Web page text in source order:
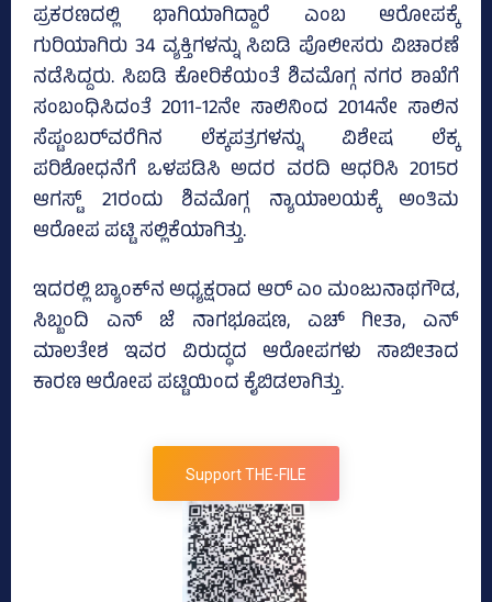
ಪ್ರಕರಣದಲ್ಲಿ ಭಾಗಿಯಾಗಿದ್ದಾರೆ ಎಂಬ ಆರೋಪಕ್ಕೆ
ಗುರಿಯಾಗಿರು 34 ವ್ಯಕ್ತಿಗಳನ್ನು ಸಿಐಡಿ ಪೊಲೀಸರು ವಿಚಾರಣೆ
ನಡೆಸಿದ್ದರು. ಸಿಐಡಿ ಕೋರಿಕೆಯಂತೆ ಶಿವಮೊಗ್ಗ ನಗರ ಶಾಖೆಗೆ
ಸಂಬಂಧಿಸಿದಂತೆ 2011-12ನೇ ಸಾಲಿನಿಂದ 2014ನೇ ಸಾಲಿನ
ಸೆಪ್ಟಂಬರ್‌ವರೆಗಿನ ಲೆಕ್ಕಪತ್ರಗಳನ್ನು ವಿಶೇಷ ಲೆಕ್ಕ
ಪರಿಶೋಧನೆಗೆ ಒಳಪಡಿಸಿ ಅದರ ವರದಿ ಆಧರಿಸಿ 2015ರ
ಆಗಸ್ಟ್‌ 21ರಂದು ಶಿವಮೊಗ್ಗ ನ್ಯಾಯಾಲಯಕ್ಕೆ ಅಂತಿಮ
ಆರೋಪ ಪಟ್ಟಿ ಸಲ್ಲಿಕೆಯಾಗಿತ್ತು.
ಇದರಲ್ಲಿ ಬ್ಯಾಂಕ್‌ನ ಅಧ್ಯಕ್ಷರಾದ ಆರ್‌ ಎಂ ಮಂಜುನಾಥಗೌಡ,
ಸಿಬ್ಬಂದಿ ಎನ್‌ ಜೆ ನಾಗಭೂಷಣ, ಎಚ್‌ ಗೀತಾ, ಎನ್‌
ಮಾಲತೇಶ ಇವರ ವಿರುದ್ಧದ ಆರೋಪಗಳು ಸಾಬೀತಾದ
ಕಾರಣ ಆರೋಪ ಪಟ್ಟಿಯಿಂದ ಕೈಬಿಡಲಾಗಿತ್ತು.
Support THE-FILE